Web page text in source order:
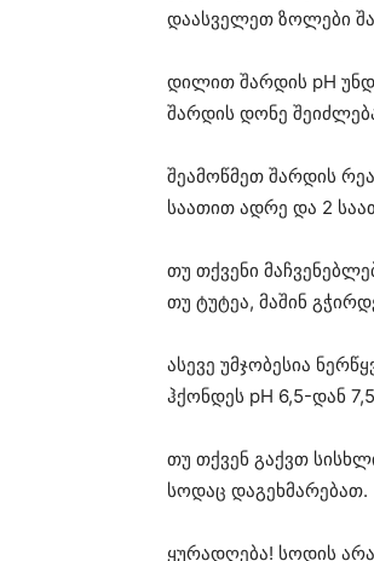
დაასველეთ ზოლები
დილით შარდის pH
შარდის დონე
შეამოწმეთ შარდის
საათით ადრე და 2
თუ თქვენი
თუ ტუტეა, მაშინ
ასევე უმჯობესია
ჰქონდეს pH 6,5-დან
თუ თქვენ გაქვთ
სოდაც დაგეხმარებათ.
ყურადღება! სოდის